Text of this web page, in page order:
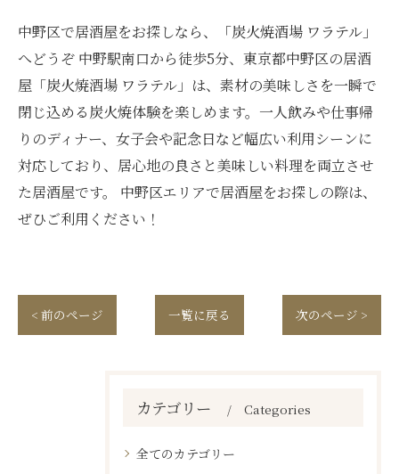
中野区で居酒屋をお探しなら、「炭火焼酒場 ワラテル」
へどうぞ 中野駅南口から徒歩5分、東京都中野区の居酒
屋「炭火焼酒場 ワラテル」は、素材の美味しさを一瞬で
閉じ込める炭火焼体験を楽しめます。一人飲みや仕事帰
りのディナー、女子会や記念日など幅広い利用シーンに
対応しており、居心地の良さと美味しい料理を両立させ
た居酒屋です。 中野区エリアで居酒屋をお探しの際は、
ぜひご利用ください！
< 前のページ 一覧に戻る 次のページ >
カテゴリー Categories
全てのカテゴリー